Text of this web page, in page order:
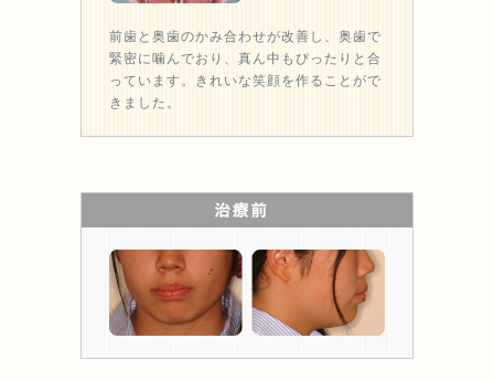
前歯と奥歯のかみ合わせが改善し、奥歯で
緊密に噛んでおり、真ん中もぴったりと合
っています。きれいな笑顔を作ることがで
きました。